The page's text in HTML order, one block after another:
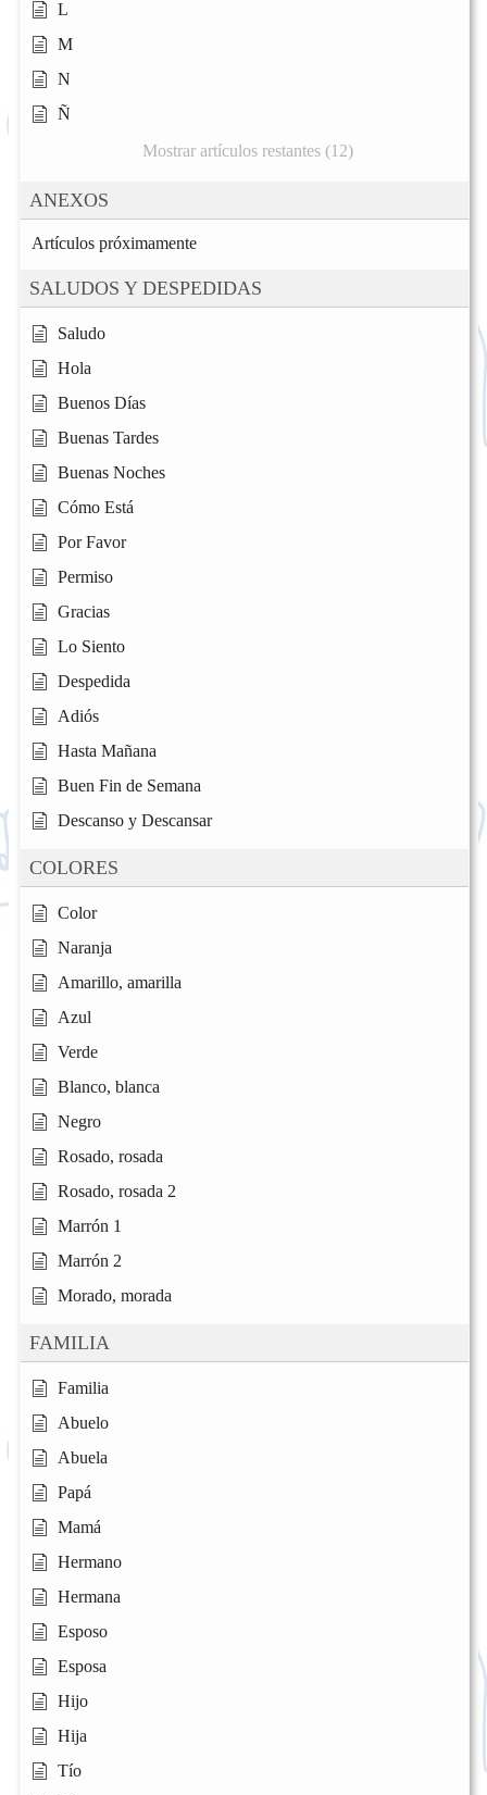
L
M
N
Ñ
Mostrar artículos restantes (12)
ANEXOS
Artículos próximamente
SALUDOS Y DESPEDIDAS
Saludo
Hola
Buenos Días
Buenas Tardes
Buenas Noches
Cómo Está
Por Favor
Permiso
Gracias
Lo Siento
Despedida
Adiós
Hasta Mañana
Buen Fin de Semana
Descanso y Descansar
COLORES
Color
Naranja
Amarillo, amarilla
Azul
Verde
Blanco, blanca
Negro
Rosado, rosada
Rosado, rosada 2
Marrón 1
Marrón 2
Morado, morada
FAMILIA
Familia
Abuelo
Abuela
Papá
Mamá
Hermano
Hermana
Esposo
Esposa
Hijo
Hija
Tío